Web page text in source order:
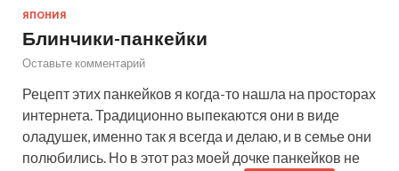
ЯПОНИЯ
Блинчики-панкейки
Оставьте комментарий
Рецепт этих панкейков я когда-то нашла на просторах
интернета. Традиционно выпекаются они в виде
оладушек, именно так я всегда и делаю, и в семье они
полюбились. Но в этот раз моей дочке панкейков не